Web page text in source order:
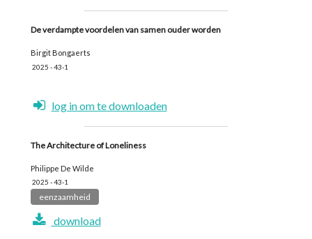
De verdampte voordelen van samen ouder worden
Birgit Bongaerts
2025 - 43-1
log in om te downloaden
The Architecture of Loneliness
Philippe De Wilde
2025 - 43-1
eenzaamheid
download